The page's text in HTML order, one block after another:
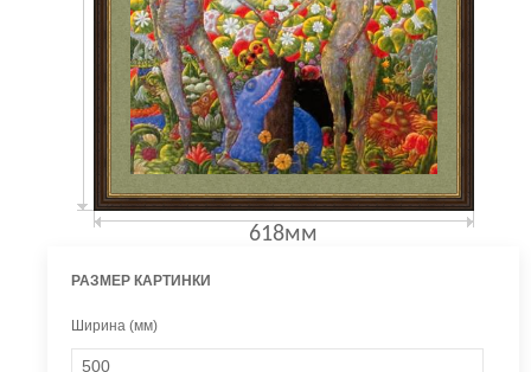
618мм
РАЗМЕР КАРТИНКИ
Ширина (мм)